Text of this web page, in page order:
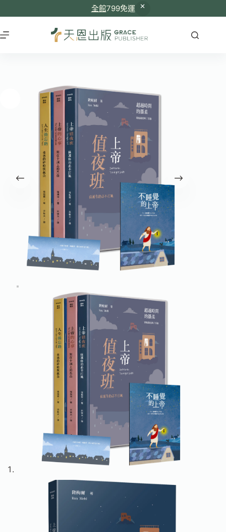
全館799免運